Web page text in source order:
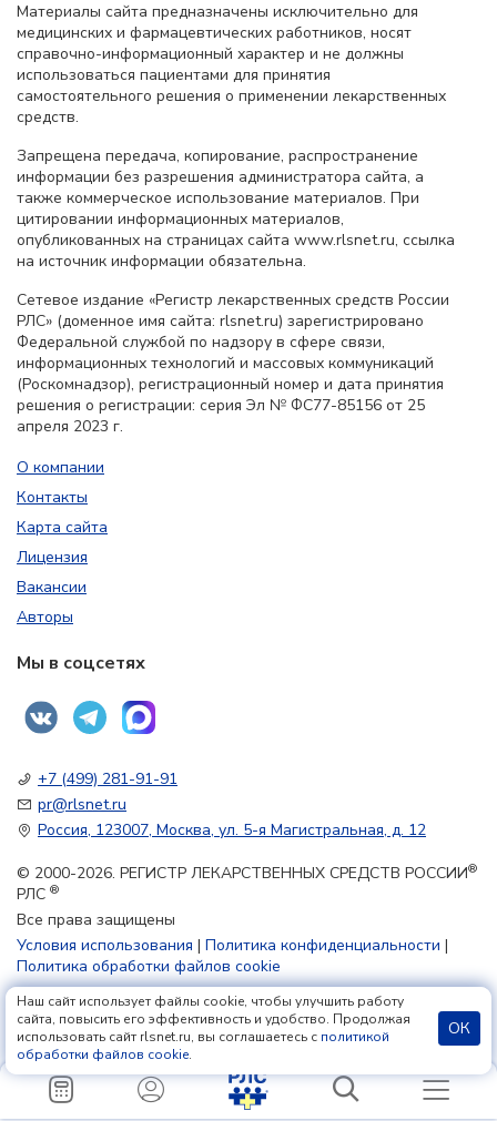
Материалы сайта предназначены исключительно для
медицинских и фармацевтических работников, носят
справочно-информационный характер и не должны
использоваться пациентами для принятия
самостоятельного решения о применении лекарственных
средств.
Запрещена передача, копирование, распространение
информации без разрешения администратора сайта, а
также коммерческое использование материалов. При
цитировании информационных материалов,
опубликованных на страницах сайта www.rlsnet.ru, ссылка
на источник информации обязательна.
Сетевое издание «Регистр лекарственных средств России
РЛС» (доменное имя сайта: rlsnet.ru) зарегистрировано
Федеральной службой по надзору в сфере связи,
информационных технологий и массовых коммуникаций
(Роскомнадзор), регистрационный номер и дата принятия
решения о регистрации: серия Эл № ФС77-85156 от 25
апреля 2023 г.
О компании
Контакты
Карта сайта
Лицензия
Вакансии
Авторы
Мы в соцсетях
+7 (499) 281-91-91
pr@rlsnet.ru
Россия, 123007, Москва, ул. 5-я Магистральная, д. 12
© 2000-2026. РЕГИСТР ЛЕКАРСТВЕННЫХ СРЕДСТВ РОССИИ®
РЛС ®
Все права защищены
Условия использования | Политика конфиденциальности |
Политика обработки файлов cookie
18+
Наш сайт использует файлы cookie, чтобы улучшить работу
сайта, повысить его эффективность и удобство. Продолжая
использовать сайт rlsnet.ru, вы соглашаетесь с политикой
обработки файлов cookie.
ОК